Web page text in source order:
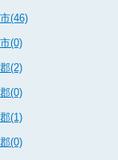
(46)
(0)
(2)
(0)
(1)
(0)